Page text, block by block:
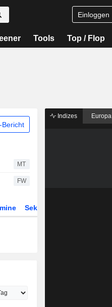
Einloggen
Tools Top / Flop
Bericht
MT
FW
Sektor
Indizes Europa